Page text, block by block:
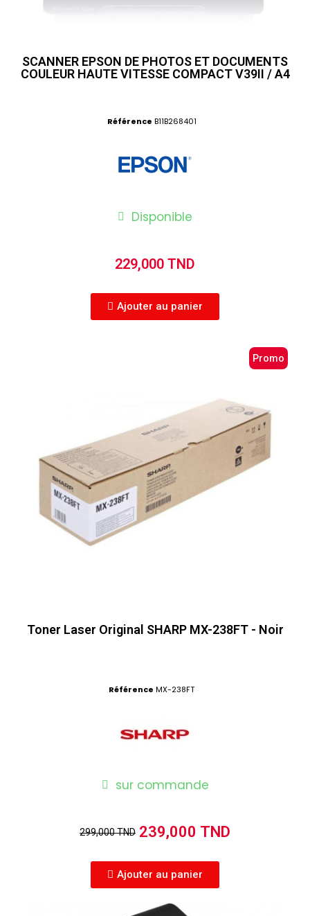
SCANNER EPSON DE PHOTOS ET DOCUMENTS
COULEUR HAUTE VITESSE COMPACT V39II / A4
Référence B11B268401
Disponible
229,000 TND
Ajouter au panier
Promo
Toner Laser Original SHARP MX-238FT - Noir
Référence MX-238FT
sur commande
299,000 TND 239,000 TND
Ajouter au panier